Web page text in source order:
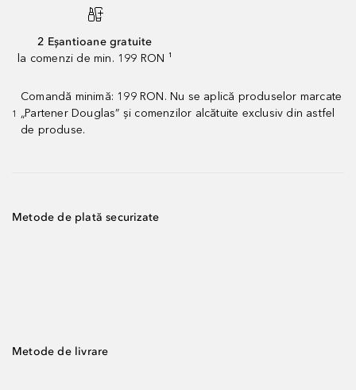
2 Eșantioane gratuite
la comenzi de min. 199 RON ¹
1
Comandă minimă: 199 RON. Nu se aplică produselor marcate
„Partener Douglas” și comenzilor alcătuite exclusiv din astfel
de produse.
Metode de plată securizate
Metode de livrare